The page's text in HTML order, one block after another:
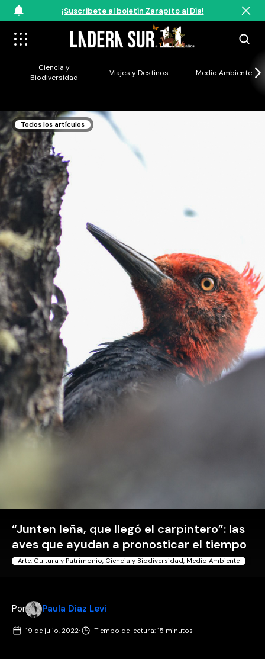
¡Suscríbete al boletín Zarapito al Día!
Ciencia y
Biodiversidad
Viajes y Destinos Medio Ambiente
Todos los artículos
“Junten leña, que llegó el carpintero”: las
aves que ayudan a pronosticar el tiempo
Arte, Cultura y Patrimonio, Ciencia y Biodiversidad, Medio Ambiente
Por Paula Diaz Levi
19 de julio, 2022· Tiempo de lectura: 15 minutos